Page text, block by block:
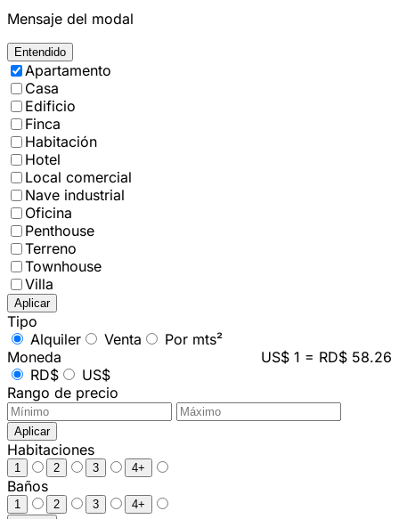
Mensaje del modal
Entendido
Apartamento
Casa
Edificio
Finca
Habitación
Hotel
Local comercial
Nave industrial
Oficina
Penthouse
Terreno
Townhouse
Villa
Aplicar
Tipo
Alquiler
Venta
Por mts²
Moneda
US$ 1 = RD$ 58.26
RD$
US$
Rango de precio
Aplicar
Habitaciones
1 2 3 4+
Baños
1 2 3
4+